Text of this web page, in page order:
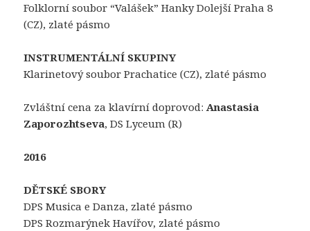
Folklorní soubor “Valášek” Hanky Dolejší Praha 8
(CZ), zlaté pásmo
INSTRUMENTÁLNÍ SKUPINY
Klarinetový soubor Prachatice (CZ), zlaté pásmo
Zvláštní cena za klavírní doprovod:Anastasia
Zaporozhtseva, DS Lyceum (R)
2016
DĚTSKÉ SBORY
DPS Musica e Danza, zlaté pásmo
DPS Rozmarýnek Havířov, zlaté pásmo